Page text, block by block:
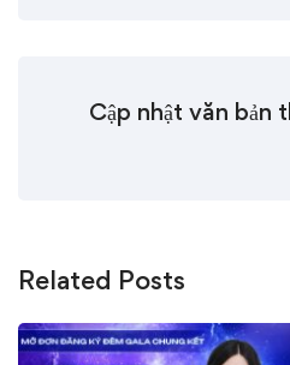
Cập nhật văn bản
Related Posts